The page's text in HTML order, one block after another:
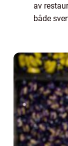
av
både